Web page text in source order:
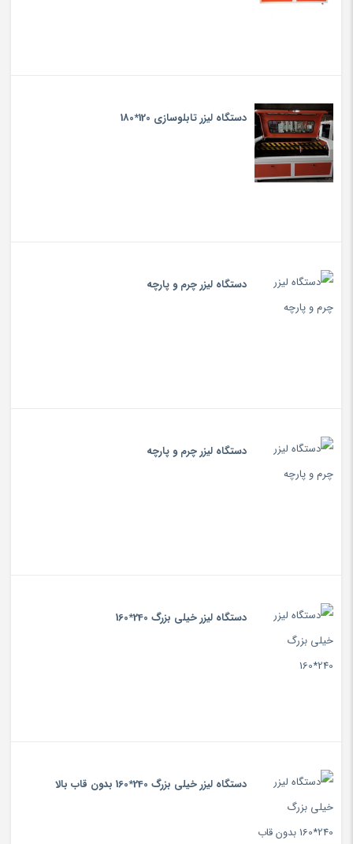
دستگاه لیزر تابلوسازی 120*180
دستگاه لیزر چرم و پارچه
دستگاه لیزر چرم و پارچه
دستگاه لیزر خیلی بزرگ 240*160
دستگاه لیزر خیلی بزرگ 240*160 بدون قاب بالا